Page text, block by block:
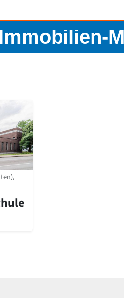
Immobilien-